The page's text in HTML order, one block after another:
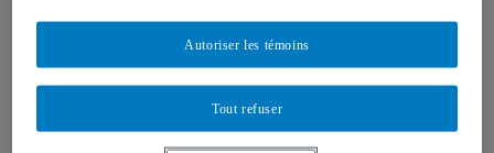
Références sur la vie des jeunes
Infos public cible
Textes de référence
Effets des médias sur les jeunes
Productions/interventions inspirantes
Tout refuser
Autoriser les témoins